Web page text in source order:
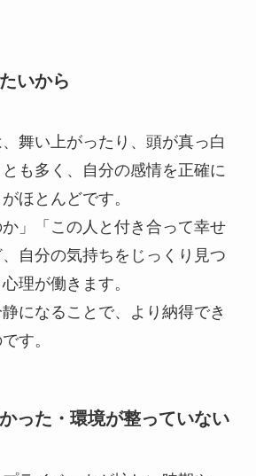
いから
舞い上がったり、頭が真っ白
も多く、自分の感情を正確に
ほとんどです。
か」「この人と付き合って幸せ
自分の気持ちをじっくり見つ
理が働きます。
になることで、より納得でき
す。
った・環境が整っていない